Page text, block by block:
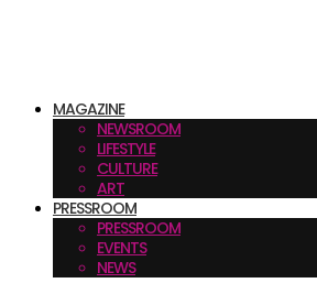
MAGAZINE
NEWSROOM
LIFESTYLE
CULTURE
ART
PRESSROOM
PRESSROOM
EVENTS
NEWS